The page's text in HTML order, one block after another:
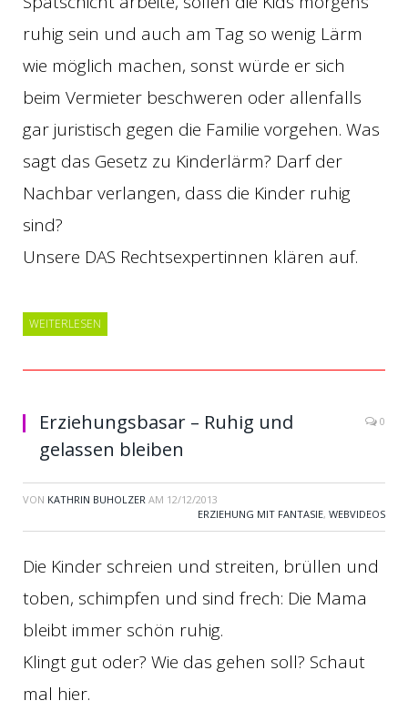
ruhig sein und auch am Tag so wenig Lärm
wie möglich machen, sonst würde er sich
beim Vermieter beschweren oder allenfalls
gar juristisch gegen die Familie vorgehen. Was
sagt das Gesetz zu Kinderlärm? Darf der
Nachbar verlangen, dass die Kinder ruhig
sind?
Unsere DAS Rechtsexpertinnen klären auf.
WEITERLESEN
Erziehungsbasar – Ruhig und
gelassen bleiben
0
VON KATHRIN BUHOLZER AM 12/12/2013
ERZIEHUNG MIT FANTASIE, WEBVIDEOS
Die Kinder schreien und streiten, brüllen und
toben, schimpfen und sind frech: Die Mama
bleibt immer schön ruhig.
Klingt gut oder? Wie das gehen soll? Schaut
mal hier.